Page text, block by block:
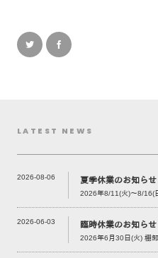
LATEST NEWS
2026-08-06 夏季休業のお知らせ
2026年8/11(火)～8/16(
2026-06-03 臨時休業のお知らせ
2026年6月30日(火) 棚